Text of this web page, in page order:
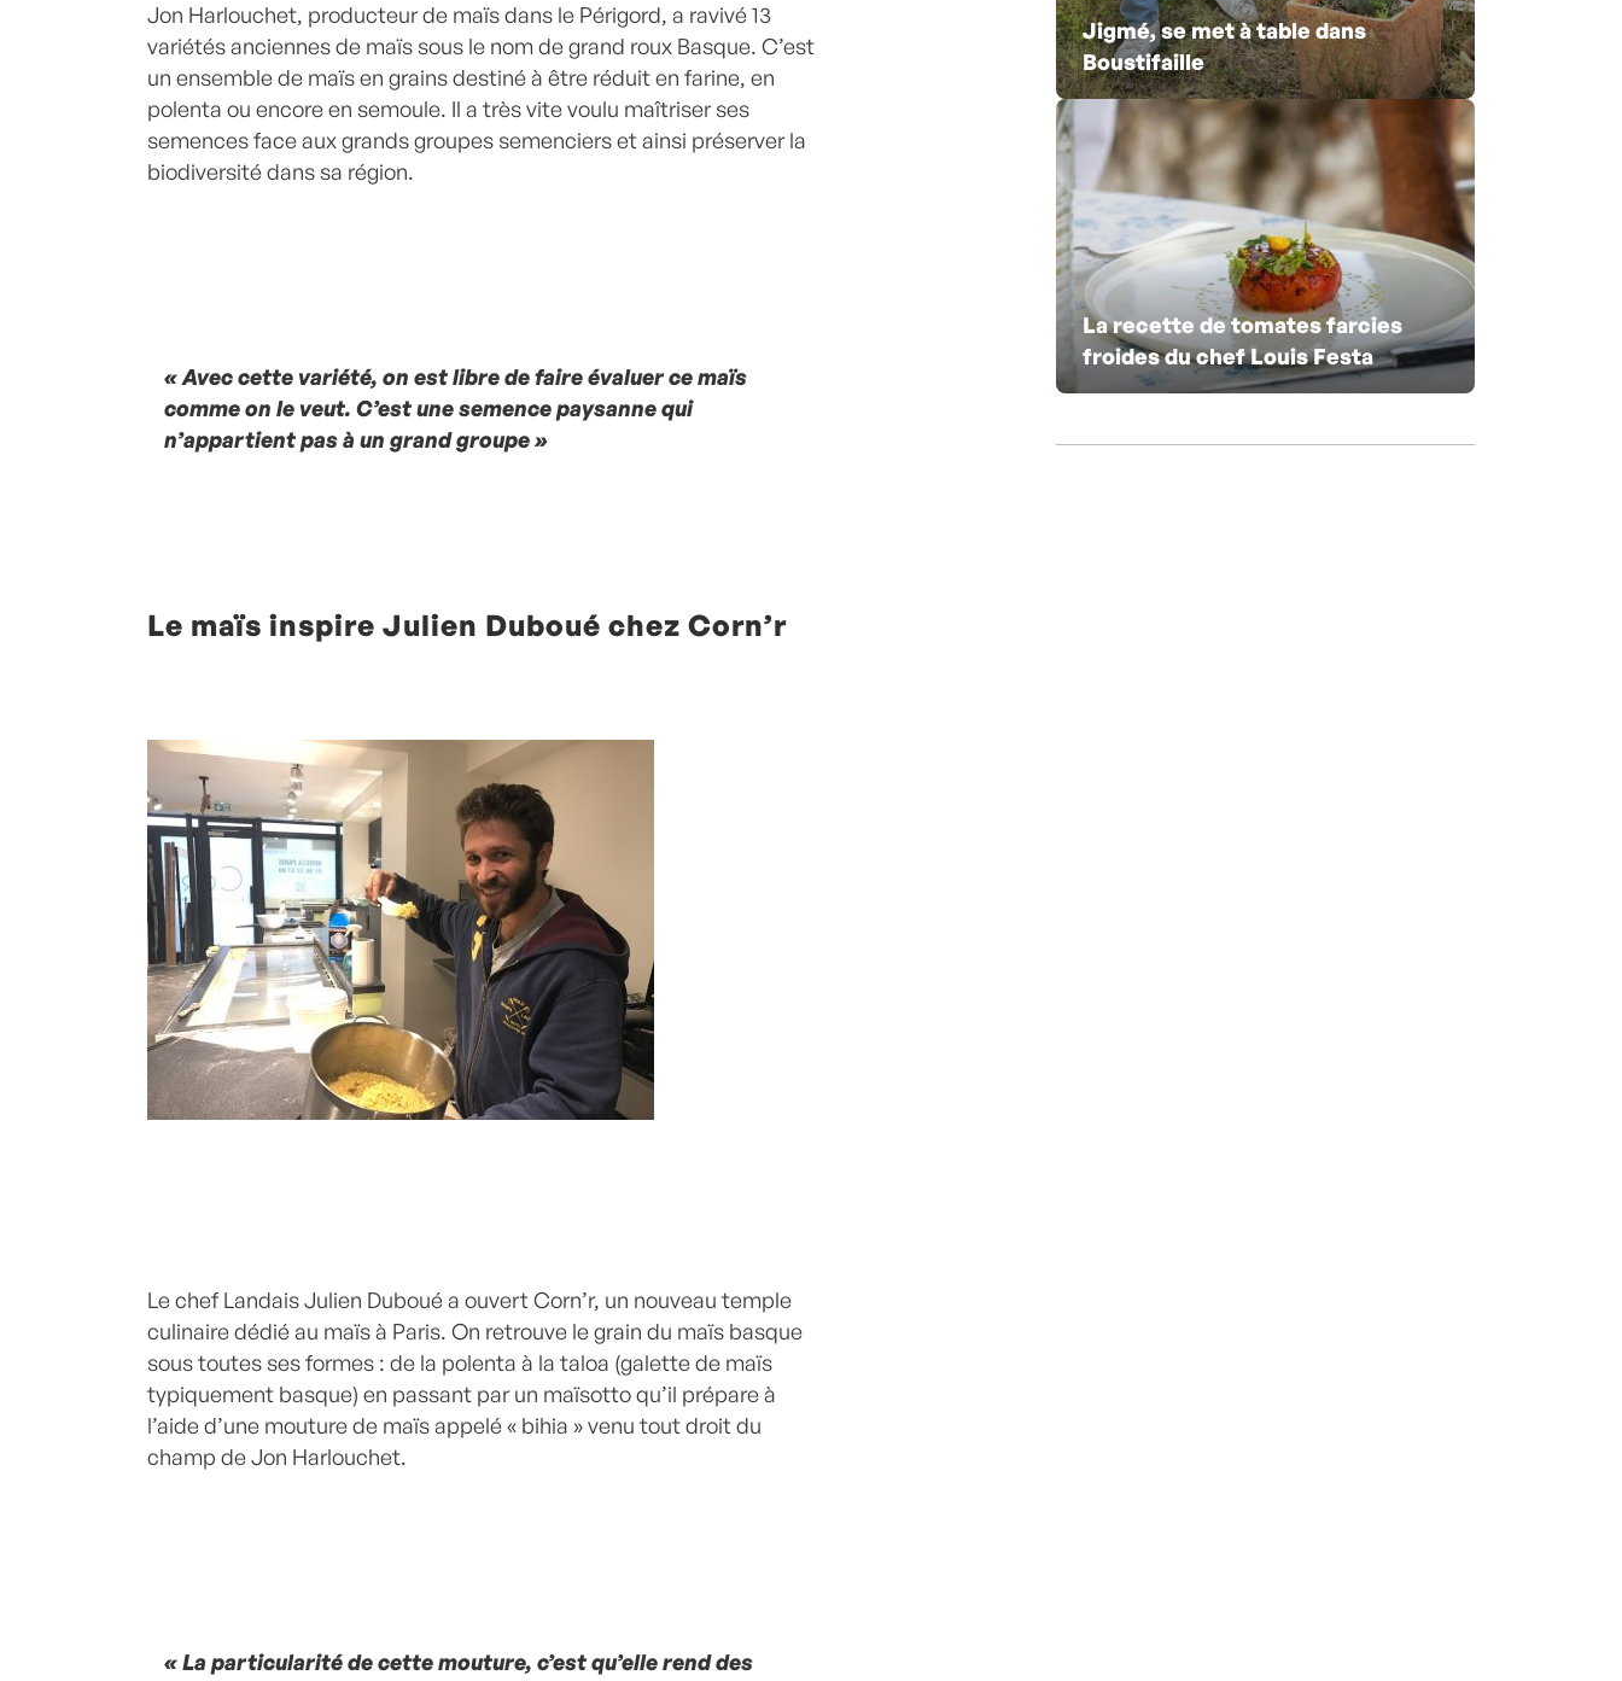
Jon Harlouchet, producteur de maïs dans le Périgord, a ravivé 13
variétés anciennes de maïs sous le nom de grand roux Basque. C’est
un ensemble de maïs en grains destiné à être réduit en farine, en
polenta ou encore en semoule. Il a très vite voulu maîtriser ses
semences face aux grands groupes semenciers et ainsi préserver la
biodiversité dans sa région.
« Avec cette variété, on est libre de faire évaluer ce maïs
comme on le veut. C’est une semence paysanne qui
n’appartient pas à un grand groupe »
Le maïs inspire Julien Duboué chez Corn’r
Le chef Landais Julien Duboué a ouvert Corn’r, un nouveau temple
culinaire dédié au maïs à Paris. On retrouve le grain du maïs basque
sous toutes ses formes : de la polenta à la taloa (galette de maïs
typiquement basque) en passant par un maïsotto qu’il prépare à
l’aide d’une mouture de maïs appelé « bihia » venu tout droit du
champ de Jon Harlouchet.
« La particularité de cette mouture, c’est qu’elle rend des
Jigmé, se met à table dans
Boustifaille
La recette de tomates farcies
froides du chef Louis Festa